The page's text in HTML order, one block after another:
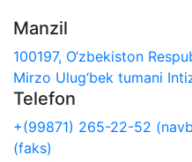
Manzil
100197, O‘zbekiston
Mirzo Ulug‘bek tumani
Telefon
+(99871) 265-22-52
(faks)